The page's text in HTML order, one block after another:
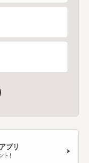
プリ
！